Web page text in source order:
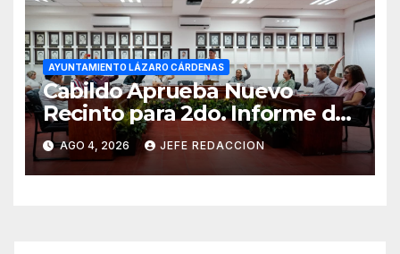
AYUNTAMIENTO LÁZARO CÁRDENAS
Cabildo Aprueba Nuevo
Recinto para 2do. Informe de
Gobierno Municipal
AGO 4, 2026 JEFE REDACCION